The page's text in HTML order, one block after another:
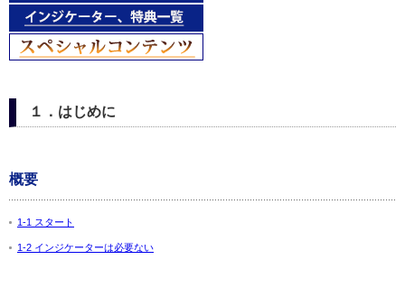
１．はじめに
概要
1-1 スタート
1-2 インジケーターは必要ない